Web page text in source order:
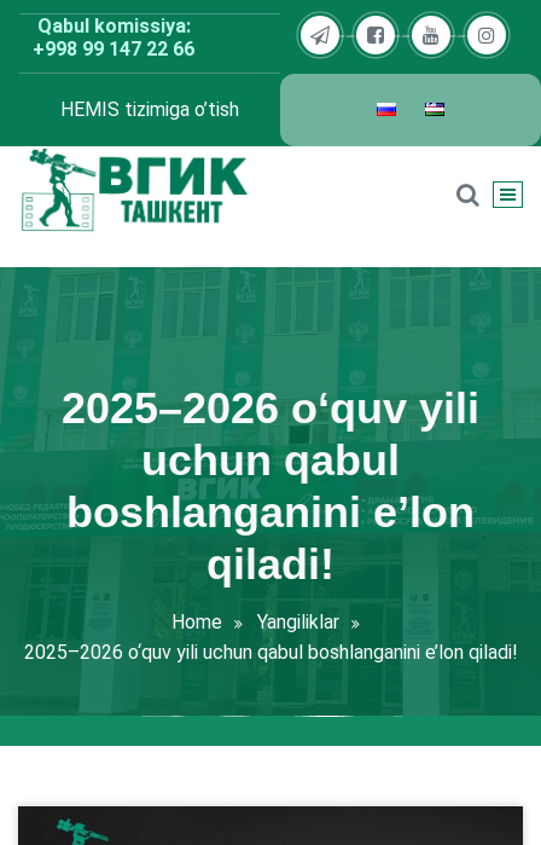
Skip
content
Qabul komissiya:
+998 99 147 22 66
HEMIS tizimiga o’tish
2025–2026 o‘quv yili
uchun qabul
boshlanganini e’lon
qiladi!
Home
Yangiliklar
2025–2026 o‘quv yili uchun qabul boshlanganini e’lon qiladi!